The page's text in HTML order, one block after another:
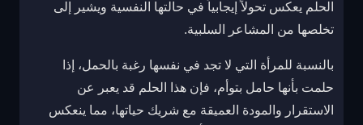
الحلم يعكس تحولاً إيجابياً في حالتها النفسية ويشير إلى
تخلصها من المشاعر السلبية.
بالنسبة للمرأة التي لا تجد في نفسها رغبة بالحمل، إذا
حلمت بأنها حامل بتوأم، فإن هذا الحلم قد يعبر عن
الاستقرار والمودة العميقة مع شريك حياتها، مما ينعكس